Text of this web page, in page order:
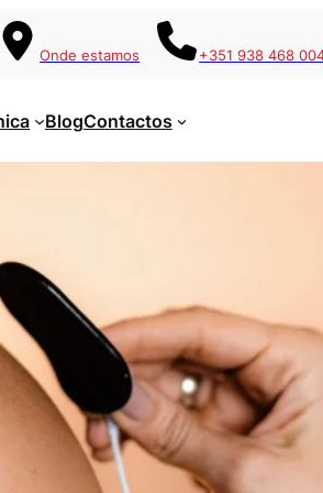
Onde estamos
+351 938 468
BlogContactos